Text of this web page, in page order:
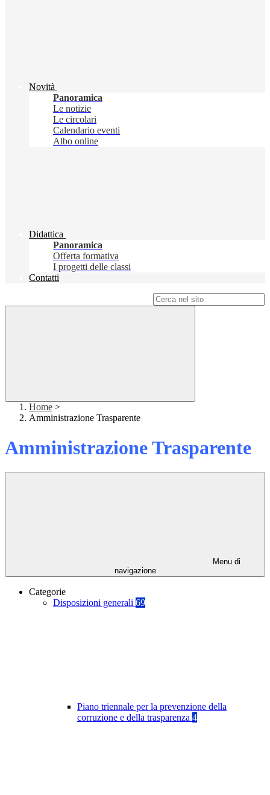
Novità
Panoramica
Le notizie
Le circolari
Calendario eventi
Albo online
Didattica
Panoramica
Offerta formativa
I progetti delle classi
Contatti
Home >
Amministrazione Trasparente
Amministrazione Trasparente
Menu di
navigazione
Categorie
Disposizioni generali 69
Piano triennale per la prevenzione della
corruzione e della trasparenza 4